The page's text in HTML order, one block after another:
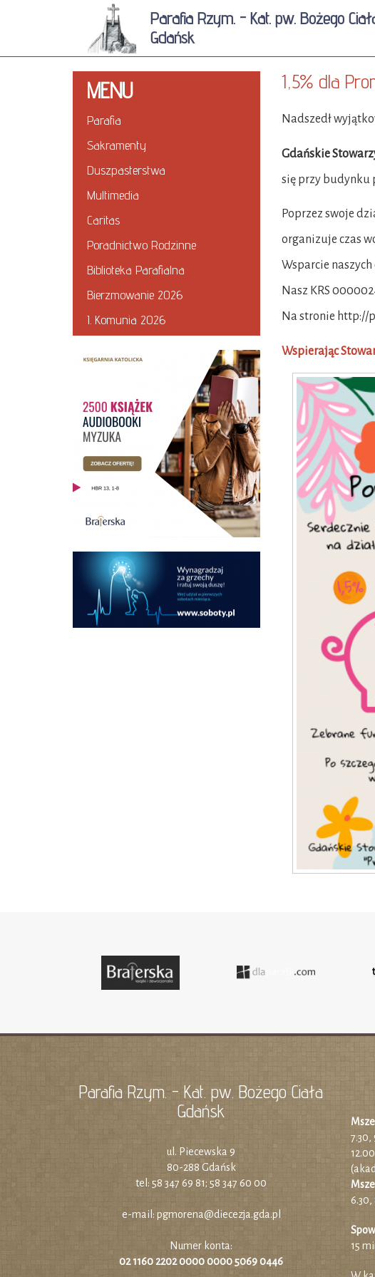
Parafia Rzym. - Kat. pw. Bożego
Gdańsk
MENU
Parafia
Sakramenty
Duszpasterstwa
Multimedia
Caritas
Poradnictwo Rodzinne
Biblioteka Parafialna
Bierzmowanie 2026
I. Komunia 2026
1,5% dla
Nadszedł
Gdańskie
się przy budynku
Poprzez swoje
organizuje czas
Wsparcie
Nasz KRS
Na stronie http://
Wspierając
Parafia Rzym. - Kat. pw. Bożego Ciała
Gdańsk
ul. Piecewska 9
80-288 Gdańsk
tel: 58 347 69 81; 58 347 60 00
e-mail: pgmorena@diecezja.gda.pl
Numer konta:
02 1160 2202 0000 0000 5069 0446
7.30,
6.30,
15